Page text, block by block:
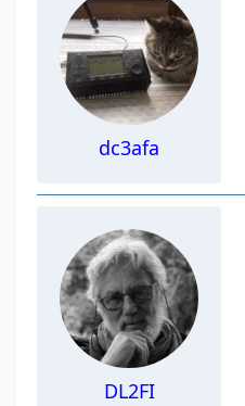
dc3afa
DL2FI